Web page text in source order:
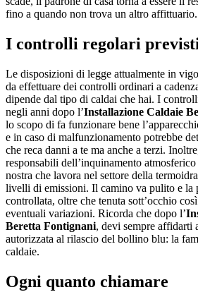
fino a quando non trova un altro affittuario.
I controlli regolari
Le disposizioni di legge attualmente in
da effettuare dei controlli ordinari a
dipende dal tipo di caldai che hai. I
negli anni dopo l’Installazione Caldaie
lo scopo di fa funzionare bene
e in caso di malfunzionamento potrebbe
che reca danni a te ma anche a terzi.
responsabili dell’inquinamento
nostra che lavora nel settore della
livelli di emissioni. Il camino va pulito e la
controllata, oltre che tenuta sott’occhio
eventuali variazioni. Ricorda che dopo l’
Beretta Fontignani, devi sempre affidarti
autorizzata al rilascio del bollino blu: la
caldaie.
Ogni quanto chiamare